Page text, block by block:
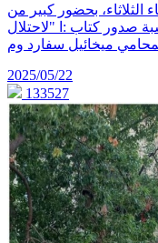
بحضور كبير من
صدور كتاب :ا "لاحتلال
ميخائيل سفارد وم
2025/05/22
133527